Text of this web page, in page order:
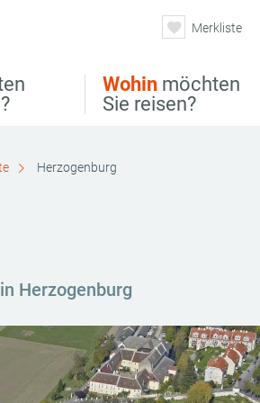
Wohin möchten
Sie reisen?
Merkliste
Herzogenburg
Herzogenburg